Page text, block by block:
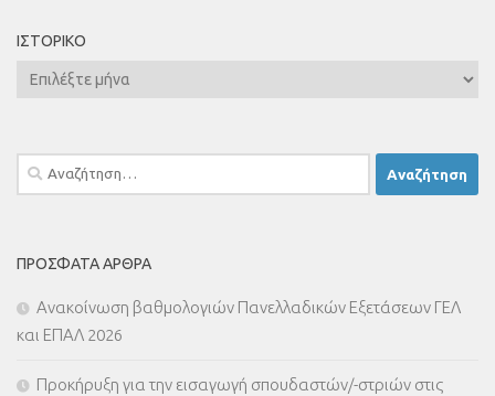
ΙΣΤΟΡΙΚΌ
Ιστορικό
Αναζήτηση
για:
ΠΡΌΣΦΑΤΑ ΆΡΘΡΑ
Ανακοίνωση βαθμολογιών Πανελλαδικών Εξετάσεων ΓΕΛ
και ΕΠΑΛ 2026
Προκήρυξη για την εισαγωγή σπουδαστών/-στριών στις